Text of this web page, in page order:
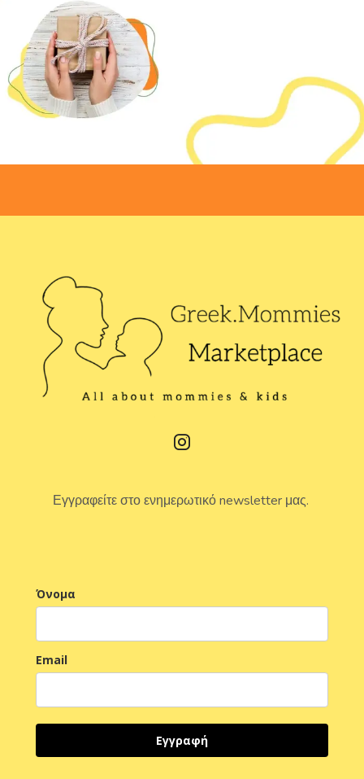
Εγγραφείτε στο ενημερωτικό newsletter μας.
Όνομα
Email
Εγγραφή